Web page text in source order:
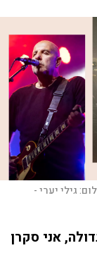
גילי יערי -
אני סקרן